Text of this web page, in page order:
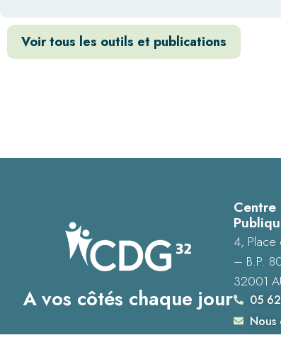
Voir tous les outils et publications
A vos côtés chaque jour
4, Place
– B.P.
32001
05